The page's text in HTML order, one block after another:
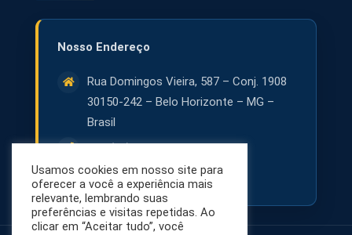
Rua Domingos Vieira, 587 – Conj. 1908
30150-242 – Belo Horizonte – MG –
Brasil
+55 (31) 3071-8001
contato@netsol.com.br
Usamos cookies em nosso site para
oferecer a você a experiência mais
relevante, lembrando suas
preferências e visitas repetidas. Ao
clicar em “Aceitar tudo”, você